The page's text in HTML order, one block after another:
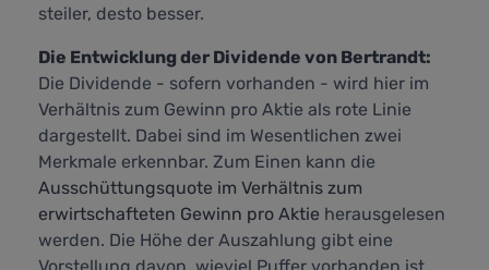
steiler, desto besser.
Die Entwicklung der Dividende von Bertrandt:
Die Dividende - sofern vorhanden - wird hier im
Verhältnis zum Gewinn pro Aktie als rote Linie
dargestellt. Dabei sind im Wesentlichen zwei
Merkmale erkennbar. Zum Einen kann die
Ausschüttungsquote im Verhältnis zum
erwirtschafteten Gewinn pro Aktie herausgelesen
werden. Die Höhe der Auszahlung gibt eine